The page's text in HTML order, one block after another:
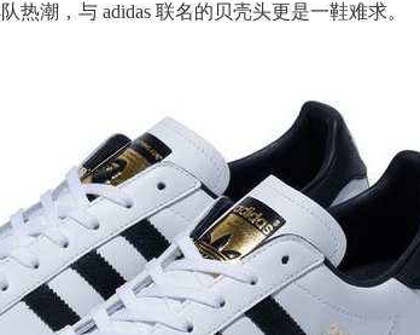
潮，与 adidas 联名的贝壳头更是一鞋难求。